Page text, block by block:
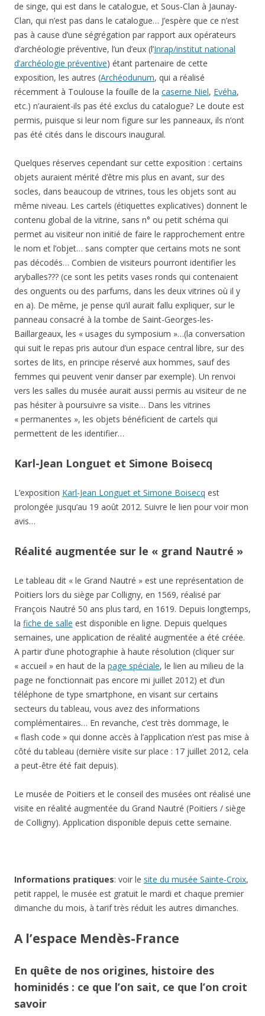
de singe, qui est dans le catalogue, et Sous-Clan à Jaunay-
Clan, qui n’est pas dans le catalogue… J’espère que ce n’est
pas à cause d’une ségrégation par rapport aux opérateurs
d’archéologie préventive, l’un d’eux (l’Inrap/institut national
d’archéologie préventive) étant partenaire de cette
exposition, les autres (Archéodunum, qui a réalisé
récemment à Toulouse la fouille de la caserne Niel, Evéha,
etc.) n’auraient-ils pas été exclus du catalogue? Le doute est
permis, puisque si leur nom figure sur les panneaux, ils n’ont
pas été cités dans le discours inaugural.
Quelques réserves cependant sur cette exposition : certains
objets auraient mérité d’être mis plus en avant, sur des
socles, dans beaucoup de vitrines, tous les objets sont au
même niveau. Les cartels (étiquettes explicatives) donnent le
contenu global de la vitrine, sans n° ou petit schéma qui
permet au visiteur non initié de faire le rapprochement entre
le nom et l’objet… sans compter que certains mots ne sont
pas décodés… Combien de visiteurs pourront identifier les
aryballes??? (ce sont les petits vases ronds qui contenaient
des onguents ou des parfums, dans les deux vitrines où il y
en a). De même, je pense qu’il aurait fallu expliquer, sur le
panneau consacré à la tombe de Saint-Georges-les-
Baillargeaux, les « usages du symposium »…(la conversation
qui suit le repas pris autour d’un espace central libre, sur des
sortes de lits, en principe réservé aux hommes, sauf des
femmes qui peuvent venir danser par exemple). Un renvoi
vers les salles du musée aurait aussi permis au visiteur de ne
pas hésiter à poursuivre sa visite… Dans les vitrines
« permanentes », les objets bénéficient de cartels qui
permettent de les identifier…
Karl-Jean Longuet et Simone Boisecq
L’exposition Karl-Jean Longuet et Simone Boisecq est
prolongée jusqu’au 19 août 2012. Suivre le lien pour voir mon
avis…
Réalité augmentée sur le « grand Nautré »
Le tableau dit « le Grand Nautré » est une représentation de
Poitiers lors du siège par Colligny, en 1569, réalisé par
François Nautré 50 ans plus tard, en 1619. Depuis longtemps,
la fiche de salle est disponible en ligne. Depuis quelques
semaines, une application de réalité augmentée a été créée.
A partir d’une photographie à haute résolution (cliquer sur
« accueil » en haut de la page spéciale, le lien au milieu de la
page ne fonctionnait pas encore mi juillet 2012) et d’un
téléphone de type smartphone, en visant sur certains
secteurs du tableau, vous avez des informations
complémentaires… En revanche, c’est très dommage, le
« flash code » qui donne accès à l’application n’est pas mise à
côté du tableau (dernière visite sur place : 17 juillet 2012, cela
a peut-être été fait depuis).
Le musée de Poitiers et le conseil des musées ont réalisé une
visite en réalité augmentée du Grand Nautré (Poitiers / siège
de Colligny). Application disponible depuis cette semaine.
Informations pratiques: voir le site du musée Sainte-Croix,
petit rappel, le musée est gratuit le mardi et chaque premier
dimanche du mois, à tarif très réduit les autres dimanches.
A l’espace Mendès-France
En quête de nos origines, histoire des
hominidés : ce que l’on sait, ce que l’on croit
savoir